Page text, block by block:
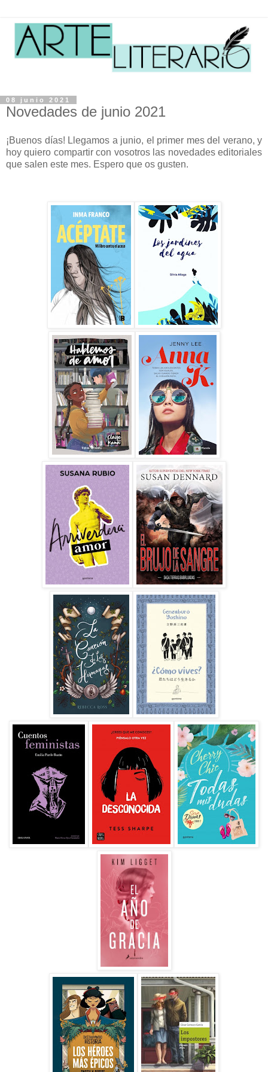
08 junio 2021
Novedades de junio 2021
¡Buenos días! Llegamos a junio, el primer mes del verano, y
hoy quiero compartir con vosotros las novedades editoriales
que salen este mes. Espero que os gusten.